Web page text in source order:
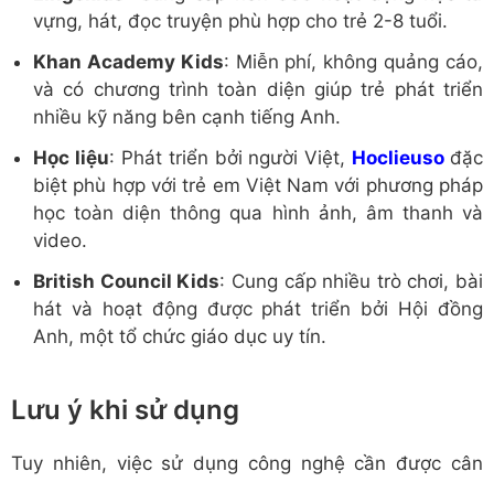
vựng, hát, đọc truyện phù hợp cho trẻ 2-8 tuổi.
Khan Academy Kids: Miễn phí, không quảng cáo,
và có chương trình toàn diện giúp trẻ phát triển
nhiều kỹ năng bên cạnh tiếng Anh.
Học liệu: Phát triển bởi người Việt, Hoclieuso đặc
biệt phù hợp với trẻ em Việt Nam với phương pháp
học toàn diện thông qua hình ảnh, âm thanh và
video.
British Council Kids: Cung cấp nhiều trò chơi, bài
hát và hoạt động được phát triển bởi Hội đồng
Anh, một tổ chức giáo dục uy tín.
Lưu ý khi sử dụng
Tuy nhiên, việc sử dụng công nghệ cần được cân